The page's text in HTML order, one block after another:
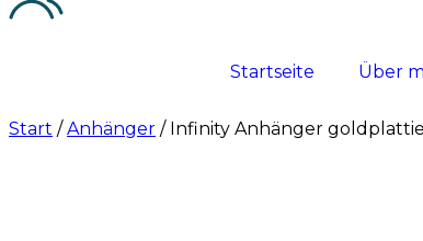
Startseite Über
Start /Anhänger / Infinity Anhänger